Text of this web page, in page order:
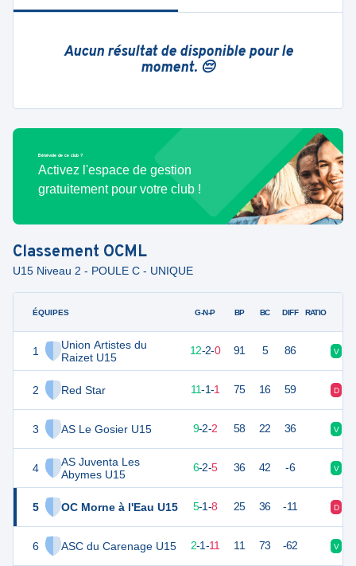
Aucun résultat de disponible pour le
moment. 😔
Bénévole de ce club ?
Activez l'espace de gestion
gratuitement pour votre club !
Classement OCML
U15 Niveau 2 - POULE C - UNIQUE
ÉQUIPES
1
Union Artistes du
Raizet U15
2 Red Star
3 AS Le Gosier U15
4
AS Juventa Les
Abymes U15
5 OC Morne à l'Eau U15
6 ASC du Carenage U15
G-N-P BP BC DIFF RATIO
52 12-2-0 91 5 86 V
11-1-1 75 16 59 D
42 9-2-2 58 22 36 V
33 6-2-5 36 42 -6 V
30 14 5-1-8 25 36 -11 D
21 14 2-1-11 11 73 -62 V